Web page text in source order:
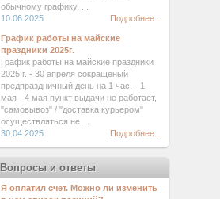
обычному графику. ...
10.06.2025
Подробнее...
График работы на майские
праздники 2025г.
График работы на майские праздники
2025 г.:- 30 апреля сокращеный
предпраздничный день на 1 час. - 1
мая - 4 мая пункт выдачи не работает,
"самовывоз" / "доставка курьером"
осуществляться не ...
30.04.2025
Подробнее...
Вопросы и ответы
Я оплатил счет. Можно ли изменить